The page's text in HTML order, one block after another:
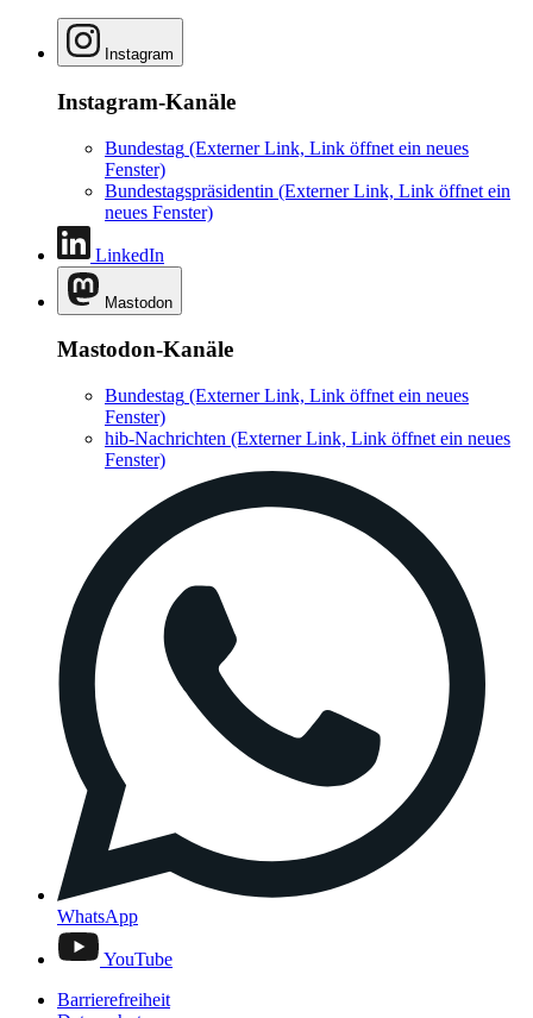
Instagram
Instagram-Kanäle
Bundestag (Externer Link, Link öffnet ein neues
Fenster)
Bundestagspräsidentin (Externer Link, Link öffnet ein
neues Fenster)
LinkedIn
Mastodon
Mastodon-Kanäle
Bundestag (Externer Link, Link öffnet ein neues
Fenster)
hib-Nachrichten (Externer Link, Link öffnet ein neues
Fenster)
WhatsApp
YouTube
Barrierefreiheit